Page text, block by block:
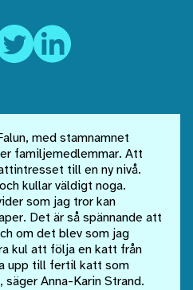
med stamnamnet
familjemedlemmar. Att
till en ny nivå.
kullar väldigt noga.
som jag tror kan
Det är så spännande att
om det blev som jag
kul att följa en katt från
upp till fertil katt som
Anna-Karin Strand.